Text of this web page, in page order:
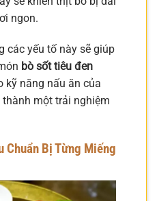
ngon.
các yếu tố này sẽ giúp
bò sốt tiêu đen
kỹ năng nấu ăn của
một trải nghiệm
Chuẩn Bị Từng Miếng